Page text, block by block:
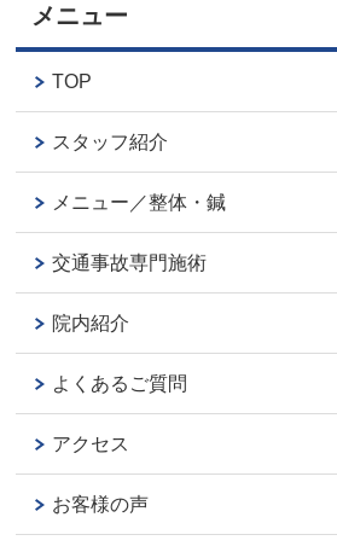
メニュー
TOP
スタッフ紹介
メニュー／整体・鍼
交通事故専門施術
院内紹介
よくあるご質問
アクセス
お客様の声